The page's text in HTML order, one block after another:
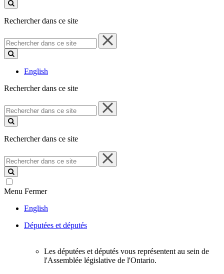
ce
Rechercher dans ce site
Rechercher
dans
ce
English
Rechercher dans ce site
Rechercher
dans
ce
Rechercher dans ce site
Rechercher
dans
ce
site
Menu Fermer
English
Députées et députés
Les députées et députés vous représentent au sein de
l'Assemblée législative de l'Ontario.